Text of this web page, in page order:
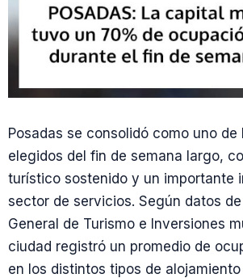
Posadas se consolidó como uno de
elegidos del fin de semana largo,
turístico sostenido y un importante
sector de servicios. Según datos
General de Turismo e Inversiones
ciudad registró un promedio de
en los distintos tipos de